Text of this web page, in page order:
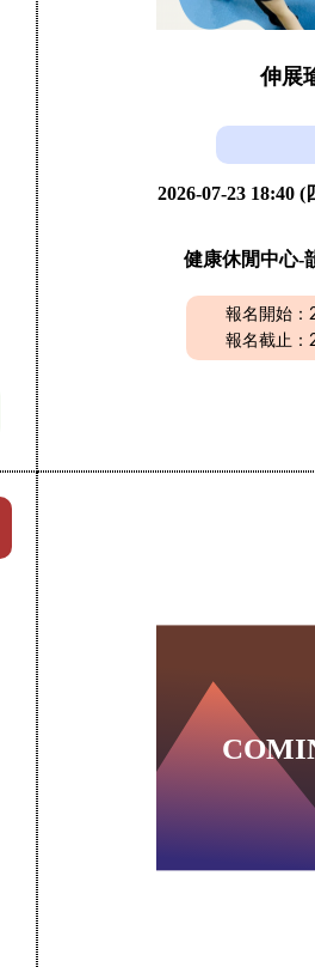
伸展
2026-07-23 18:40 (
健康休閒中心-
報名開始：
報名截止：